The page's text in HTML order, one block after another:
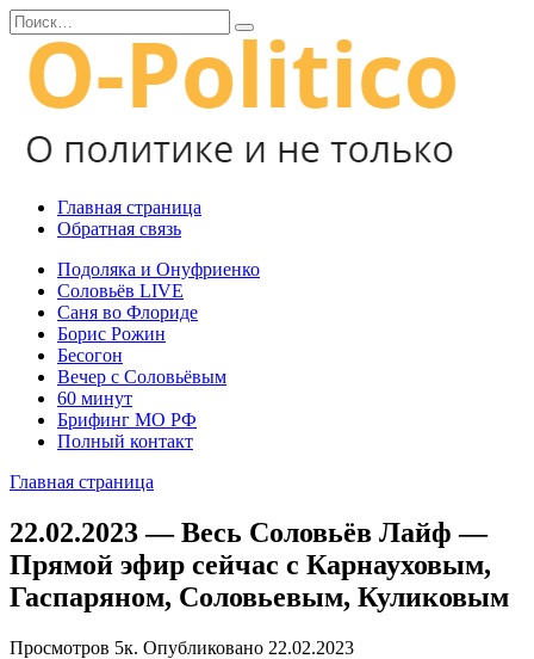
Перейти
к
содержанию
Search
for:
Главная страница
Обратная связь
Подоляка и Онуфриенко
Соловьёв LIVE
Саня во Флориде
Борис Рожин
Бесогон
Вечер с Соловьёвым
60 минут
Брифинг МО РФ
Полный контакт
Главная страница
22.02.2023 — Весь Соловьёв Лайф —
Прямой эфир сейчас с Карнауховым,
Гаспаряном, Соловьевым, Куликовым
Просмотров 5к. Опубликовано 22.02.2023